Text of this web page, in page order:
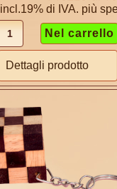
incl.19% di IVA. più
Dettagli prodotto